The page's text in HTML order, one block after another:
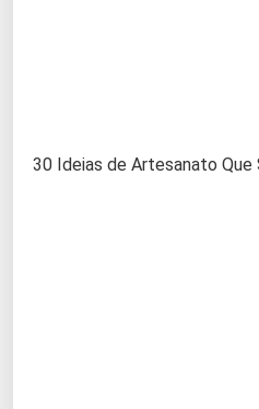
30 Ideias de Artesanato Que